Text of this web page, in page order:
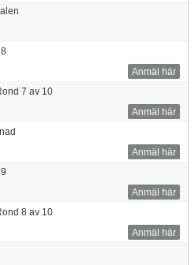
Anmäl här
7 av 10
Anmäl här
Anmäl här
Anmäl här
8 av 10
Anmäl här